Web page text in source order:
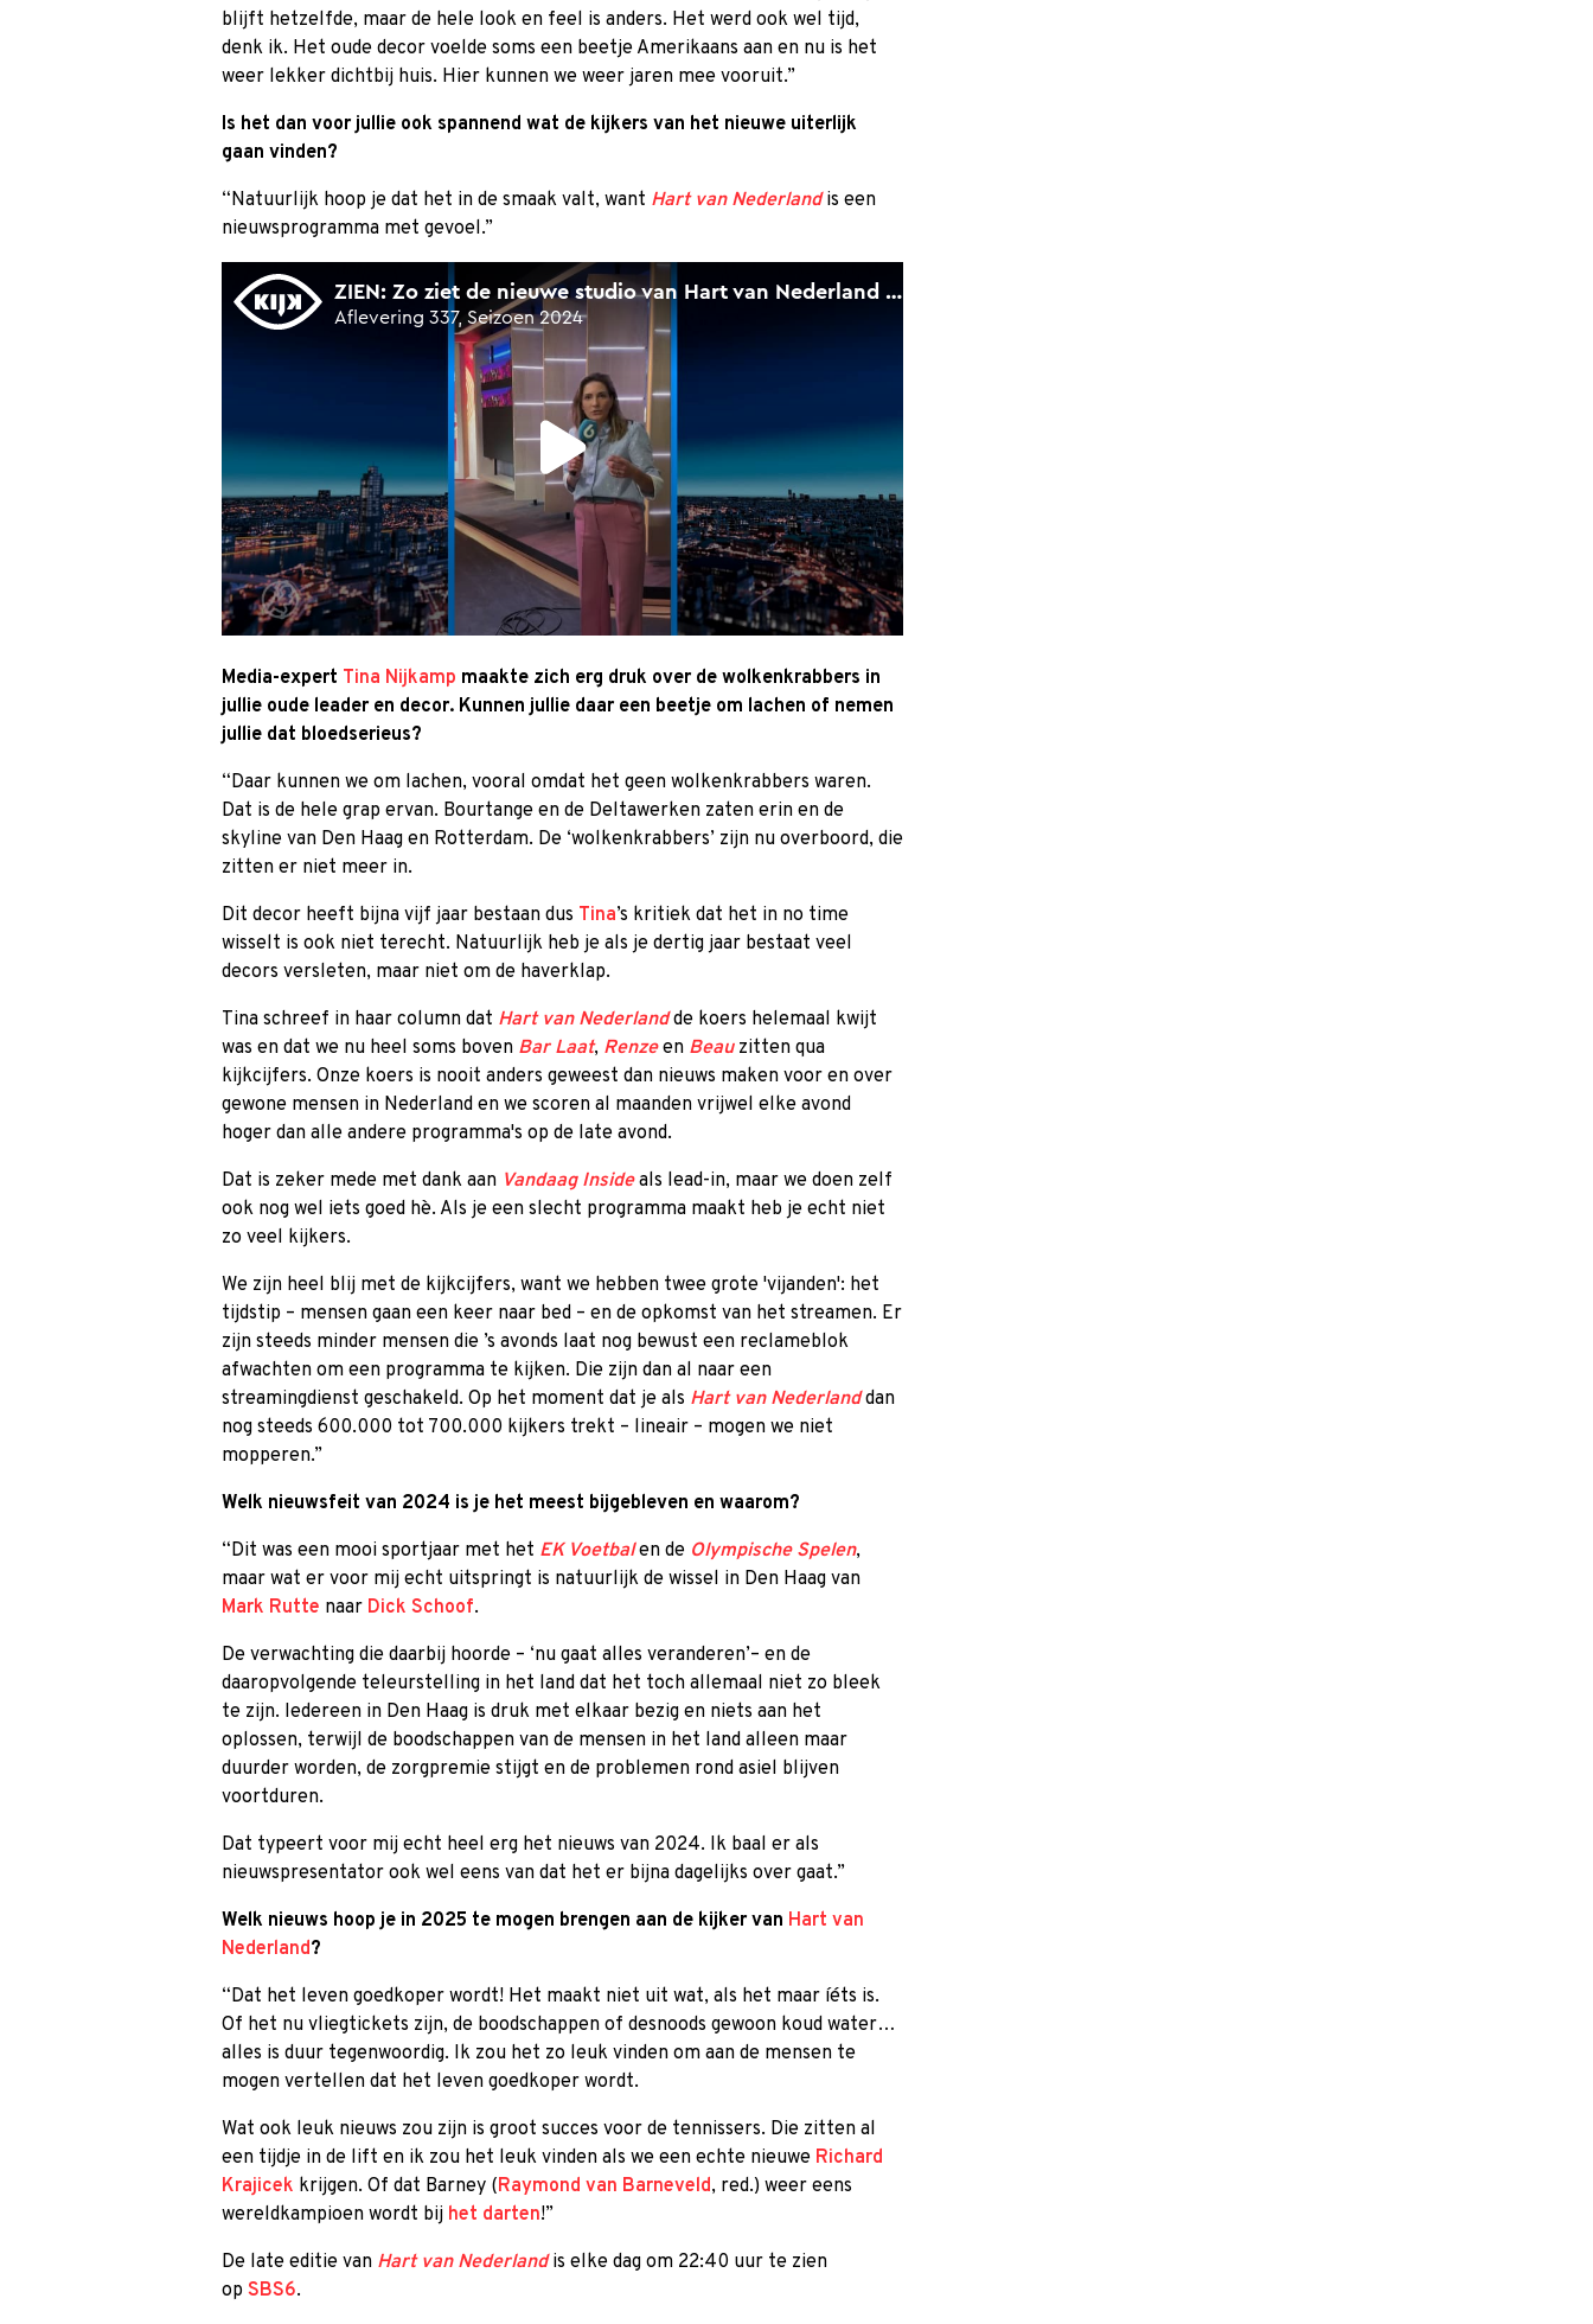
blijft hetzelfde, maar de hele look en feel is anders. Het werd ook wel tijd,
denk ik. Het oude decor voelde soms een beetje Amerikaans aan en nu is het
weer lekker dichtbij huis. Hier kunnen we weer jaren mee vooruit.”
Is het dan voor jullie ook spannend wat de kijkers van het nieuwe uiterlijk
gaan vinden?
“Natuurlijk hoop je dat het in de smaak valt, want Hart van Nederlandis een
nieuwsprogramma met gevoel.”
Media-expert Tina Nijkamp maakte zich erg druk over de wolkenkrabbers in
jullie oude leader en decor. Kunnen jullie daar een beetje om lachen of nemen
jullie dat bloedserieus?
“Daar kunnen we om lachen, vooral omdat het geen wolkenkrabbers waren.
Dat is de hele grap ervan. Bourtange en de Deltawerken zaten erin en de
skyline van Den Haag en Rotterdam. De ‘wolkenkrabbers’ zijn nu overboord, die
zitten er niet meer in.
Dit decor heeft bijna vijf jaar bestaan dus Tina’s kritiek dat het in no time
wisselt is ook niet terecht. Natuurlijk heb je als je dertig jaar bestaat veel
decors versleten, maar niet om de haverklap.
Tina schreef in haar column dat Hart van Nederlandde koers helemaal kwijt
was en dat we nu heel soms boven Bar Laat, Renzeen Beauzitten qua
kijkcijfers. Onze koers is nooit anders geweest dan nieuws maken voor en over
gewone mensen in Nederland en we scoren al maanden vrijwel elke avond
hoger dan alle andere programma's op de late avond.
Dat is zeker mede met dank aan Vandaag Insideals lead-in, maar we doen zelf
ook nog wel iets goed hè. Als je een slecht programma maakt heb je echt niet
zo veel kijkers.
We zijn heel blij met de kijkcijfers, want we hebben twee grote 'vijanden': het
tijdstip – mensen gaan een keer naar bed – en de opkomst van het streamen. Er
zijn steeds minder mensen die ’s avonds laat nog bewust een reclameblok
afwachten om een programma te kijken. Die zijn dan al naar een
streamingdienst geschakeld. Op het moment dat je als Hart van Nederlanddan
nog steeds 600.000 tot 700.000 kijkers trekt – lineair – mogen we niet
mopperen.”
Welk nieuwsfeit van 2024 is je het meest bijgebleven en waarom?
“Dit was een mooi sportjaar met het EK Voetbalen de Olympische Spelen,
maar wat er voor mij echt uitspringt is natuurlijk de wissel in Den Haag van
Mark Rutte naar Dick Schoof.
De verwachting die daarbij hoorde – ‘nu gaat alles veranderen’– en de
daaropvolgende teleurstelling in het land dat het toch allemaal niet zo bleek
te zijn. Iedereen in Den Haag is druk met elkaar bezig en niets aan het
oplossen, terwijl de boodschappen van de mensen in het land alleen maar
duurder worden, de zorgpremie stijgt en de problemen rond asiel blijven
voortduren.
Dat typeert voor mij echt heel erg het nieuws van 2024. Ik baal er als
nieuwspresentator ook wel eens van dat het er bijna dagelijks over gaat.”
Welk nieuws hoop je in 2025 te mogen brengen aan de kijker van Hart van
Nederland?
“Dat het leven goedkoper wordt! Het maakt niet uit wat, als het maar íéts is.
Of het nu vliegtickets zijn, de boodschappen of desnoods gewoon koud water…
alles is duur tegenwoordig. Ik zou het zo leuk vinden om aan de mensen te
mogen vertellen dat het leven goedkoper wordt.
Wat ook leuk nieuws zou zijn is groot succes voor de tennissers. Die zitten al
een tijdje in de lift en ik zou het leuk vinden als we een echte nieuwe Richard
Krajicek krijgen. Of dat Barney (Raymond van Barneveld, red.) weer eens
wereldkampioen wordt bij het darten!”
De late editie van Hart van Nederlandis elke dag om 22:40 uur te zien
op SBS6.